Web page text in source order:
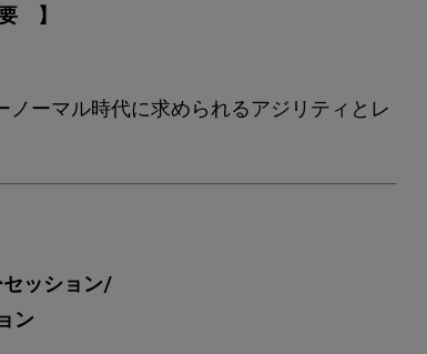
】
ーマル時代に求められるアジリティとレ
タテクノロジーセッション/
ン